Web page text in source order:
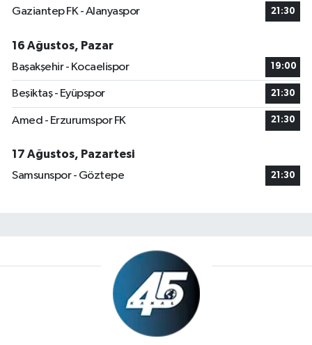
Gaziantep FK - Alanyaspor 21:30
16 Ağustos, Pazar
Başakşehir - Kocaelispor
19:00
Beşiktaş - Eyüpspor 21:30
Amed - Erzurumspor FK 21:30
17 Ağustos, Pazartesi
Samsunspor - Göztepe
21:30